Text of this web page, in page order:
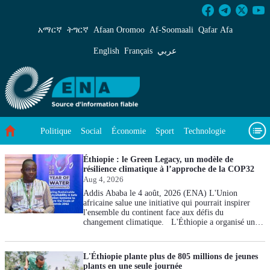
አማርኛ ትግርኛ Afaan Oromoo Af‑Soomaali Qafar Afa
English Français عربي
Politique Social Économie Sport Technologie
Environnement Article vedette Vidéos À propos de nous
Éthiopie : le Green Legacy, un modèle de
résilience climatique à l’approche de la COP32
Aug 4, 2026
Addis Ababa le 4 août, 2026 (ENA) L'Union
africaine salue une initiative qui pourrait inspirer
l'ensemble du continent face aux défis du
changement climatique. L'Éthiopie a organisé une
le cadre de l'Initiative Green Legacy, avec pour
objectif de mettreen terre 800 millions de plants en
une seule journée. Cette mobilisation réunit des
L'Éthiopie plante plus de 805 millions de jeunes
plants en une seule journée